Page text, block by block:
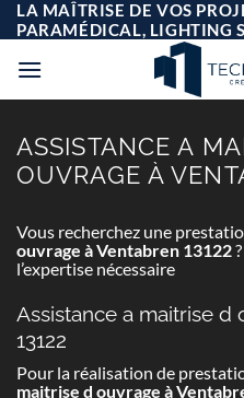
Passer
au
contenu
LA MAÎTRISE DE VOS
PARAMÉDICAL, LIGHTING
ASSISTANCE A
OUVRAGE À
Vous recherchez une
ouvrage à Ventabren 13122
l’expertise nécessaire
Assistance a maitrise d
13122
Pour la réalisation de
maitrise d ouvrage à